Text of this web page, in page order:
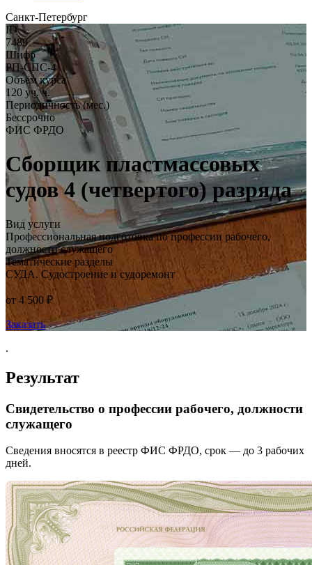
Санкт-Петербург
ID
7489
Шифр
РП-СПС-4
Объём курса
120 уч. ч.
Периодичность (мес.)
Бессрочно
ФИС ФРДО
Сборщик пластмассовых
судов 4 (четвертого) разряда
Вид услуги
Профессиональная подготовка по профессии рабочего,
должности служащего
Тематические разделы
СУДА. Судостроение и судоремонт
от 4 500 ₽
Заказать
.
Результат
Свидетельство о профессии рабочего, должности
служащего
Сведения вносятся в реестр ФИС ФРДО, срок — до 3 рабочих
дней.